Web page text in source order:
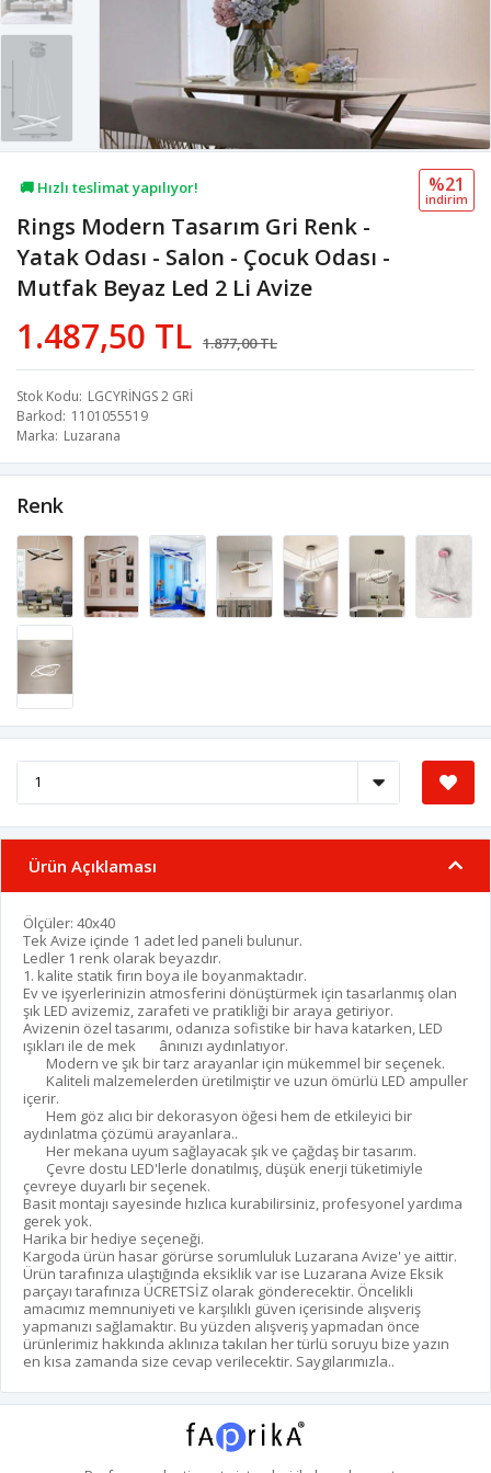
🚚 Hızlı teslimat yapılıyor!
💖 54,4B kişi favoriledi!
💸 Sepette 100 TL indirim!
Rings Modern Tasarım Gri Renk -
Yatak Odası - Salon - Çocuk Odası -
Mutfak Beyaz Led 2 Li Avize
1.487,50 TL 1.877,00 TL
%21
i̇ndi̇ri̇m
Stok Kodu LGCYRİNGS 2 GRİ
Barkod 1101055519
Marka Luzarana
Renk
Ürün Açıklaması
Ölçüler: 40x40
Tek Avize içinde 1 adet led paneli bulunur.
Ledler 1 renk olarak beyazdır.
1. kalite statik fırın boya ile boyanmaktadır.
Ev ve işyerlerinizin atmosferini dönüştürmek için tasarlanmış olan
şık LED avizemiz, zarafeti ve pratikliği bir araya getiriyor.
Avizenin özel tasarımı, odanıza sofistike bir hava katarken, LED
ışıkları ile de mek ânınızı aydınlatıyor.
Modern ve şık bir tarz arayanlar için mükemmel bir seçenek.
Kaliteli malzemelerden üretilmiştir ve uzun ömürlü LED ampuller
içerir.
Hem göz alıcı bir dekorasyon öğesi hem de etkileyici bir
aydınlatma çözümü arayanlara..
Her mekana uyum sağlayacak şık ve çağdaş bir tasarım.
Çevre dostu LED'lerle donatılmış, düşük enerji tüketimiyle
çevreye duyarlı bir seçenek.
Basit montajı sayesinde hızlıca kurabilirsiniz, profesyonel yardıma
gerek yok.
Harika bir hediye seçeneği.
Kargoda ürün hasar görürse sorumluluk Luzarana Avize' ye aittir.
Ürün tarafınıza ulaştığında eksiklik var ise Luzarana Avize Eksik
parçayı tarafınıza ÜCRETSİZ olarak gönderecektir. Öncelikli
amacımız memnuniyeti ve karşılıklı güven içerisinde alışveriş
yapmanızı sağlamaktır. Bu yüzden alışveriş yapmadan önce
ürünlerimiz hakkında aklınıza takılan her türlü soruyu bize yazın
en kısa zamanda size cevap verilecektir. Saygılarımızla..